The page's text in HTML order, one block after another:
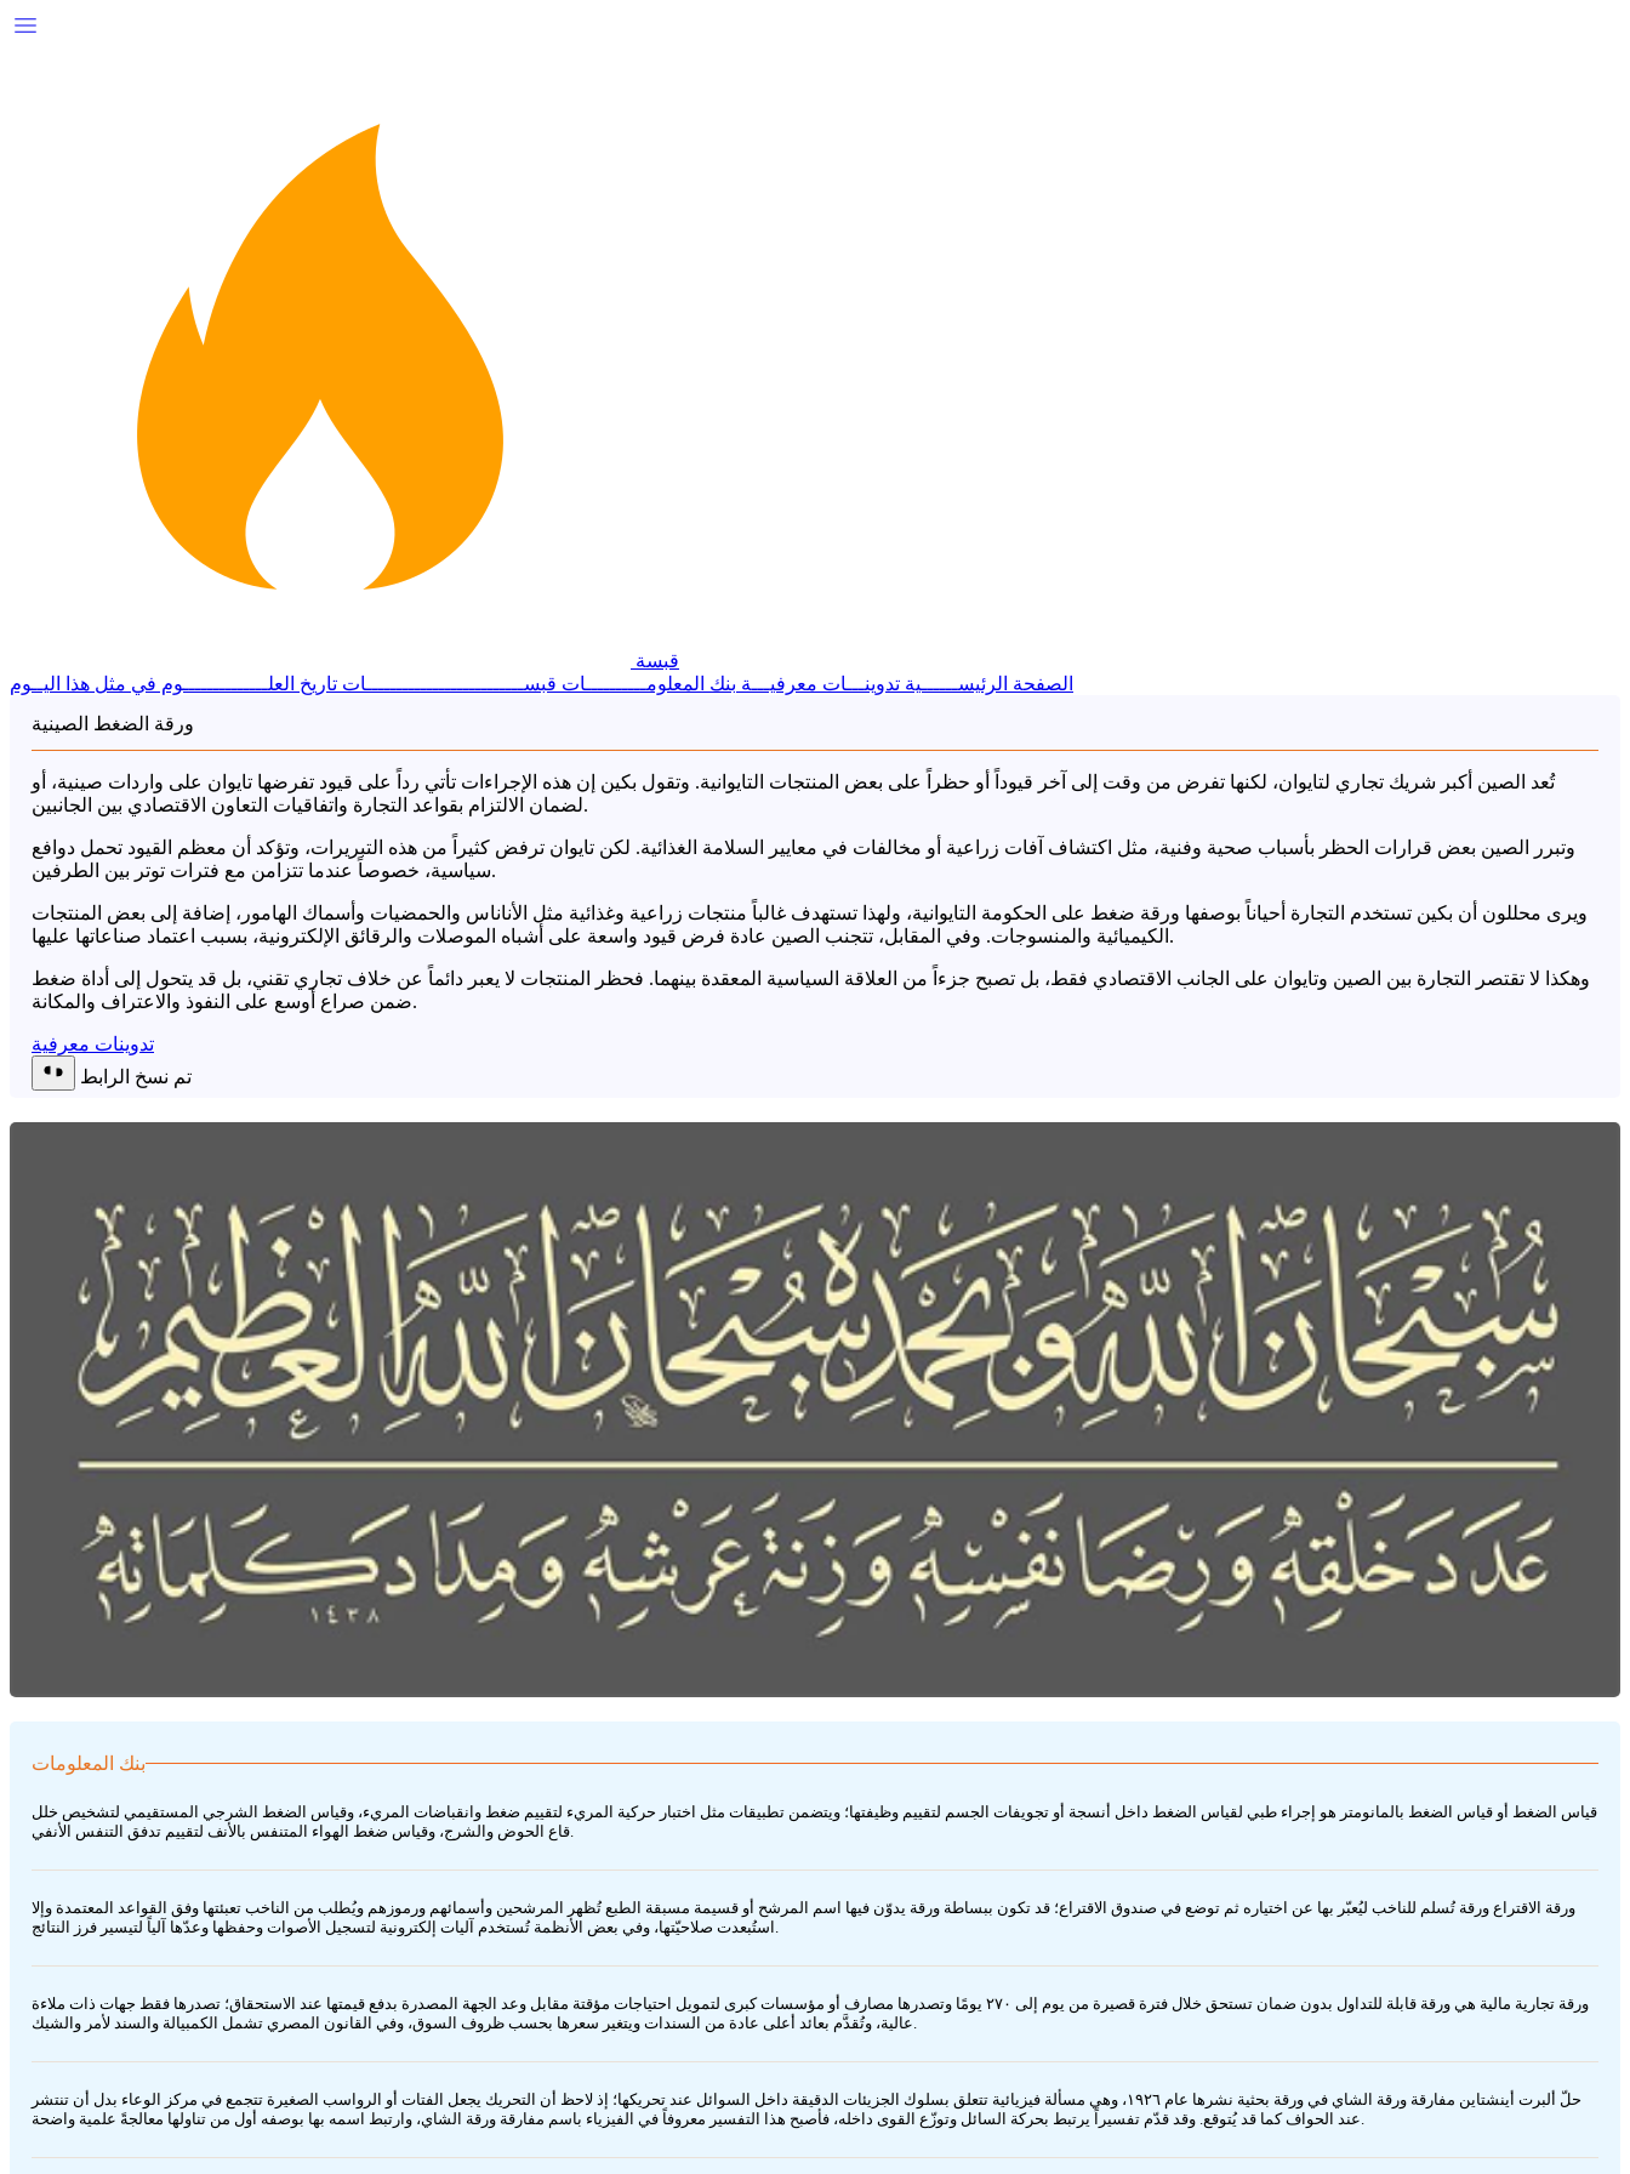
قبسة
الصفحة الرئيســــــية تدوينـــات معرفيـــة بنك المعلومــــــــــات قبســــــــــــــــــــــــــات تاريخ العلــــــــــــــوم في مثل هذا اليــوم
ورقة الضغط الصينية
تُعد الصين أكبر شريك تجاري لتايوان، لكنها تفرض من وقت إلى آخر قيوداً أو حظراً على بعض المنتجات التايوانية. وتقول بكين إن هذه الإجراءات تأتي رداً على قيود تفرضها تايوان على واردات صينية، أو
لضمان الالتزام بقواعد التجارة واتفاقيات التعاون الاقتصادي بين الجانبين.
وتبرر الصين بعض قرارات الحظر بأسباب صحية وفنية، مثل اكتشاف آفات زراعية أو مخالفات في معايير السلامة الغذائية. لكن تايوان ترفض كثيراً من هذه التبريرات، وتؤكد أن معظم القيود تحمل دوافع
سياسية، خصوصاً عندما تتزامن مع فترات توتر بين الطرفين.
ويرى محللون أن بكين تستخدم التجارة أحياناً بوصفها ورقة ضغط على الحكومة التايوانية، ولهذا تستهدف غالباً منتجات زراعية وغذائية مثل الأناناس والحمضيات وأسماك الهامور، إضافة إلى بعض المنتجات
الكيميائية والمنسوجات. وفي المقابل، تتجنب الصين عادة فرض قيود واسعة على أشباه الموصلات والرقائق الإلكترونية، بسبب اعتماد صناعاتها عليها.
وهكذا لا تقتصر التجارة بين الصين وتايوان على الجانب الاقتصادي فقط، بل تصبح جزءاً من العلاقة السياسية المعقدة بينهما. فحظر المنتجات لا يعبر دائماً عن خلاف تجاري تقني، بل قد يتحول إلى أداة ضغط
ضمن صراع أوسع على النفوذ والاعتراف والمكانة.
تدوينات معرفية
تم نسخ الرابط
بنك المعلومات
قياس الضغط أو قياس الضغط بالمانومتر هو إجراء طبي لقياس الضغط داخل أنسجة أو تجويفات الجسم لتقييم وظيفتها؛ ويتضمن تطبيقات مثل اختبار حركية المريء لتقييم ضغط وانقباضات المريء، وقياس الضغط الشرجي المستقيمي لتشخيص خلل
قاع الحوض والشرج، وقياس ضغط الهواء المتنفس بالأنف لتقييم تدفق التنفس الأنفي.
ورقة الاقتراع ورقة تُسلم للناخب ليُعبّر بها عن اختياره ثم توضع في صندوق الاقتراع؛ قد تكون ببساطة ورقة يدوّن فيها اسم المرشح أو قسيمة مسبقة الطبع تُظهر المرشحين وأسمائهم ورموزهم ويُطلب من الناخب تعبئتها وفق القواعد المعتمدة وإلا
استُبعدت صلاحيّتها، وفي بعض الأنظمة تُستخدم آليات إلكترونية لتسجيل الأصوات وحفظها وعدّها آلياً لتيسير فرز النتائج.
ورقة تجارية مالية هي ورقة قابلة للتداول بدون ضمان تستحق خلال فترة قصيرة من يوم إلى ٢٧٠ يومًا وتصدرها مصارف أو مؤسسات كبرى لتمويل احتياجات مؤقتة مقابل وعد الجهة المصدرة بدفع قيمتها عند الاستحقاق؛ تصدرها فقط جهات ذات ملاءة
عالية، وتُقدَّم بعائد أعلى عادة من السندات ويتغير سعرها بحسب ظروف السوق، وفي القانون المصري تشمل الكمبيالة والسند لأمر والشيك.
حلّ ألبرت أينشتاين مفارقة ورقة الشاي في ورقة بحثية نشرها عام ١٩٢٦، وهي مسألة فيزيائية تتعلق بسلوك الجزيئات الدقيقة داخل السوائل عند تحريكها؛ إذ لاحظ أن التحريك يجعل الفتات أو الرواسب الصغيرة تتجمع في مركز الوعاء بدل أن تنتشر
عند الحواف كما قد يُتوقع. وقد قدّم تفسيراً يرتبط بحركة السائل وتوزّع القوى داخله، فأصبح هذا التفسير معروفاً في الفيزياء باسم مفارقة ورقة الشاي، وارتبط اسمه بها بوصفه أول من تناولها معالجةً علمية واضحة.